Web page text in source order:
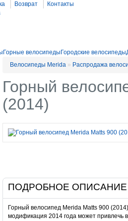
Возврат
Контакты
Горные велосипеды Городские велосипеды
Велосипеды Merida » Распродажа
Горный
(2014)
ПОДРОБНОЕ ОПИСАНИЕ
Горный велосипед Merida Matts 900
модификация 2014 года может привлечь